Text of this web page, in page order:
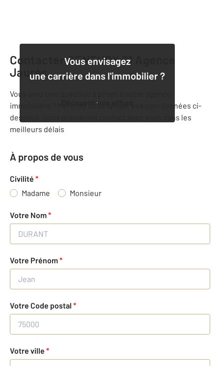
Vous envisagez
une carrière dans l'immobilier ?
Découvrir nos offres
Contacter CENTURY 21 Agence
Jaurès
Vous avez une question à poser à notre agence
immobilière ? Merci de nous laisser vos coordonnées ci-
dessous, nous prendrons contact avec vous dans les
meilleurs délais
À propos de vous
Civilité *
Madame
Monsieur
Votre Nom*
Votre Prénom*
Votre Code postal *
Votre ville *